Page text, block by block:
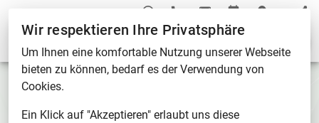
Kurse
Unsere Kurse auf einen Blick
Courses / Kurse
Wir respektieren Ihre Privatsphäre
Um Ihnen eine komfortable Nutzung unserer Webseite
bieten zu können, bedarf es der Verwendung von
Cookies.
Ein Klick auf "Akzeptieren" erlaubt uns diese